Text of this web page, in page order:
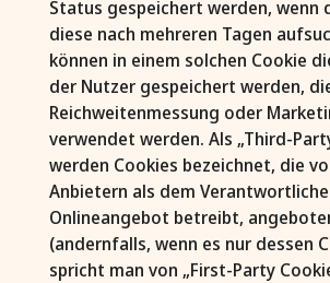
Status gespeichert werden, wenn
diese nach mehreren Tagen
können in einem solchen Cookie
der Nutzer gespeichert werden,
Reichweitenmessung oder
verwendet werden. Als „Third-
werden Cookies bezeichnet, die
Anbietern als dem
Onlineangebot betreibt,
(andernfalls, wenn es nur dessen
spricht man von „First-Party